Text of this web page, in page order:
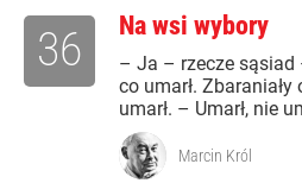
Na wsi wybory
– Ja – rzecze sąsiad
co umarł.
umarł. – Umarł, nie
36
Marcin Król